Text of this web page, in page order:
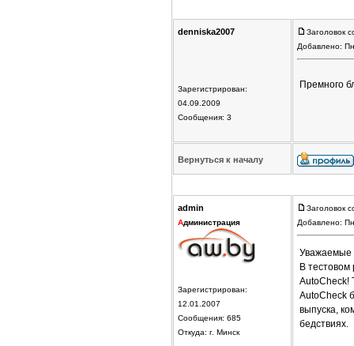
denniska2007
Зарегистрирован:
04.09.2009
Сообщения: 3
Заголовок
Добавлено:
Премного
Вернуться к началу
admin
Администрация
Зарегистрирован:
12.01.2007
Сообщения: 685
Откуда: г. Минск
Заголовок
Добавлено:
Уважаемые
В
AutoCheck!
AutoCheck
выпуска,
бедствиях.